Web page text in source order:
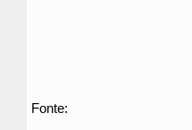
Fonte: